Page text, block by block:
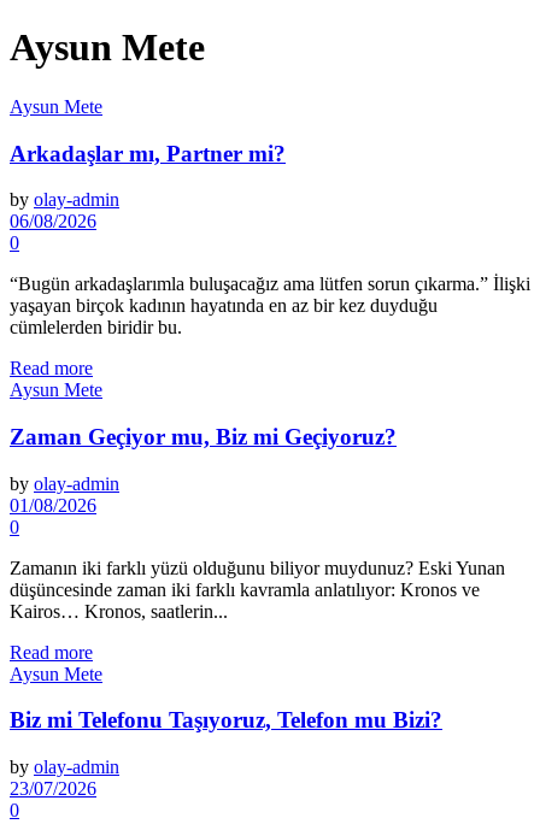
Aysun Mete
Aysun Mete
Arkadaşlar mı, Partner mi?
by olay-admin
06/08/2026
0
“Bugün arkadaşlarımla buluşacağız ama lütfen sorun çıkarma.” İlişki
yaşayan birçok kadının hayatında en az bir kez duyduğu
cümlelerden biridir bu.
Read more
Aysun Mete
Zaman Geçiyor mu, Biz mi Geçiyoruz?
by olay-admin
01/08/2026
0
Zamanın iki farklı yüzü olduğunu biliyor muydunuz? Eski Yunan
düşüncesinde zaman iki farklı kavramla anlatılıyor: Kronos ve
Kairos… Kronos, saatlerin...
Read more
Aysun Mete
Biz mi Telefonu Taşıyoruz, Telefon mu Bizi?
by olay-admin
23/07/2026
0